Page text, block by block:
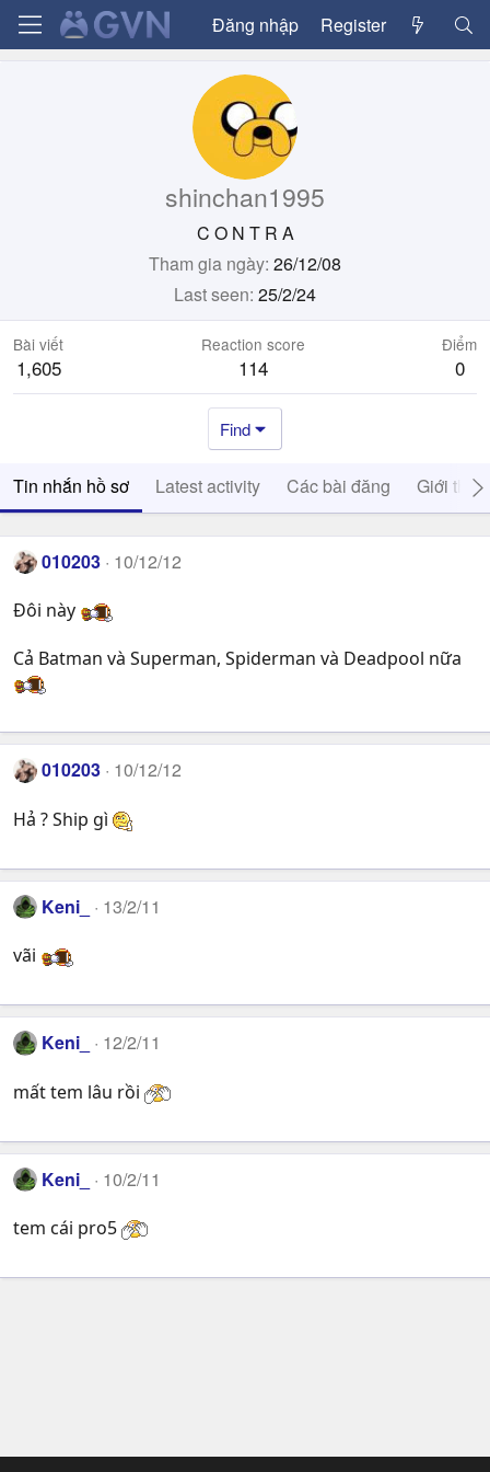
Đăng nhập Register
shinchan1995
C O N T R A
Tham gia ngày 26/12/08
Last seen 25/2/24
Bài viết
1,605
Reaction score
114
Điểm
0
Find
Tin nhắn hồ sơ Latest activity Các bài đăng Giới thiệu
010203 10/12/12
Đôi này
Cả Batman và Superman, Spiderman và Deadpool nữa
010203 10/12/12
Hả ? Ship gì
Keni_ 13/2/11
vãi
Keni_ 12/2/11
mất tem lâu rồi
Keni_ 10/2/11
tem cái pro5